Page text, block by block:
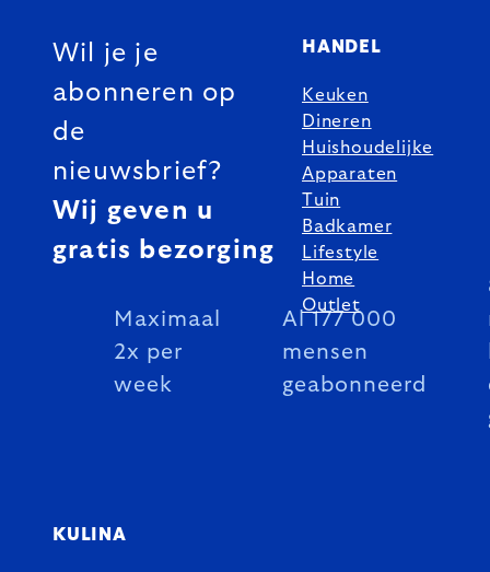
Wil je je
abonneren op
de
nieuwsbrief?
Wij geven u
gratis bezorging
Maximaal
2x per
week
Al 177 000
mensen
geabonneerd
HANDEL
Keuken
Dineren
Huishoudelijke
Apparaten
Tuin
Badkamer
Lifestyle
Home
Outlet
KULINA